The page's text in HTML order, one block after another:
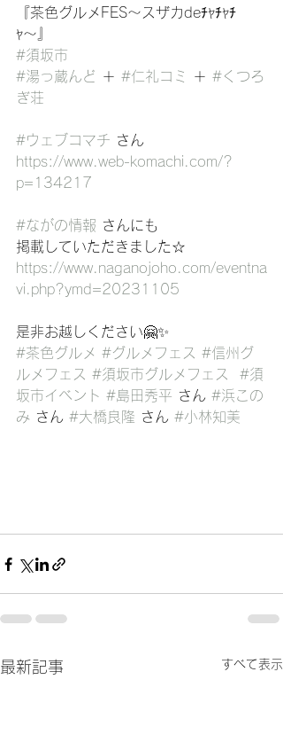
『茶色グルメFES〜スザカdeﾁｬﾁｬﾁ
ｬ〜』
#須坂市
#湯っ蔵んど
＋ #仁礼コミ ＋ #くつろ
ぎ荘
#ウェブコマチ さん
https://www.web-komachi.com/?
p=134217
#ながの情報 さんにも
掲載していただきました☆
https://www.naganojoho.com/eventna
vi.php?ymd=20231105
是非お越しください🤗✨
#茶色グルメ #グルメフェス
#信州グ
ルメフェス
#須坂市グルメフェス
#須
坂市イベント #島田秀平 さん #浜この
み さん #大橋良隆 さん #小林知美
最新記事 すべて表示